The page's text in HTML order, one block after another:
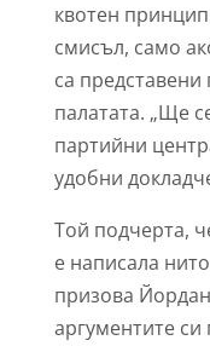
квотен
смисъл, само
са
палатата. „Ще
партийни
удобни
Той подчерта,
е написала
призова
аргументите